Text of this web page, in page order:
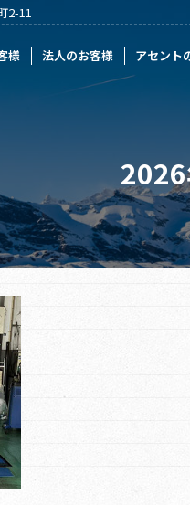
2-11
様 法人のお客様 アセント
様